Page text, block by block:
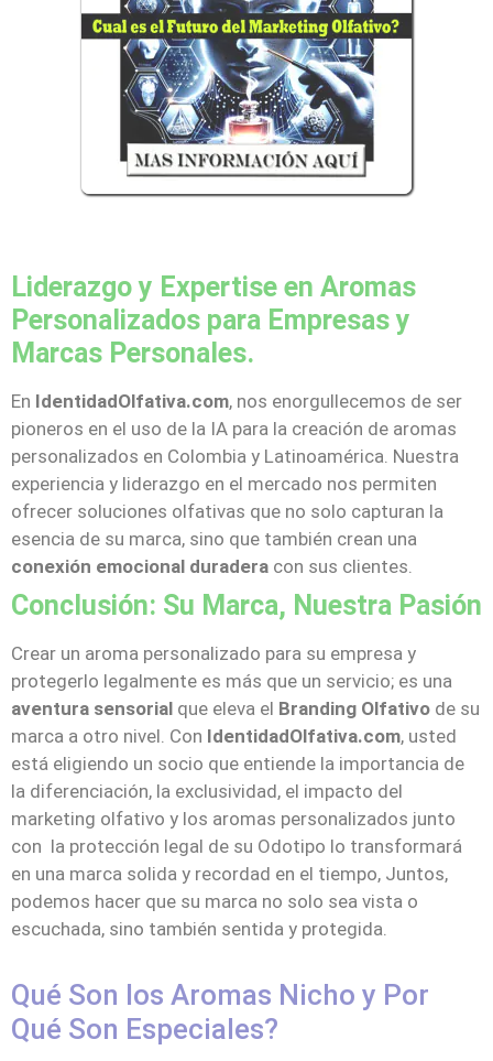
Liderazgo y Expertise en Aromas
Personalizados para Empresas y
Marcas Personales.
En IdentidadOlfativa.com, nos enorgullecemos de ser
pioneros en el uso de la IA para la creación de aromas
personalizados en Colombia y Latinoamérica. Nuestra
experiencia y liderazgo en el mercado nos permiten
ofrecer soluciones olfativas que no solo capturan la
esencia de su marca, sino que también crean una
conexión emocional duradera con sus clientes.
Conclusión: Su Marca, Nuestra Pasión
Crear un aroma personalizado para su empresa y
protegerlo legalmente es más que un servicio; es una
aventura sensorial que eleva el Branding Olfativo de su
marca a otro nivel. Con IdentidadOlfativa.com, usted
está eligiendo un socio que entiende la importancia de
la diferenciación, la exclusividad, el impacto del
marketing olfativo y los aromas personalizados junto
con la protección legal de su Odotipo lo transformará
en una marca solida y recordad en el tiempo, Juntos,
podemos hacer que su marca no solo sea vista o
escuchada, sino también sentida y protegida.
Qué Son los Aromas Nicho y Por
Qué Son Especiales?